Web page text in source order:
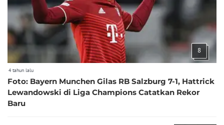
8
4 tahun lalu
Foto: Bayern Munchen Gilas RB Salzburg 7-1, Hattrick
Lewandowski di Liga Champions Catatkan Rekor
Baru